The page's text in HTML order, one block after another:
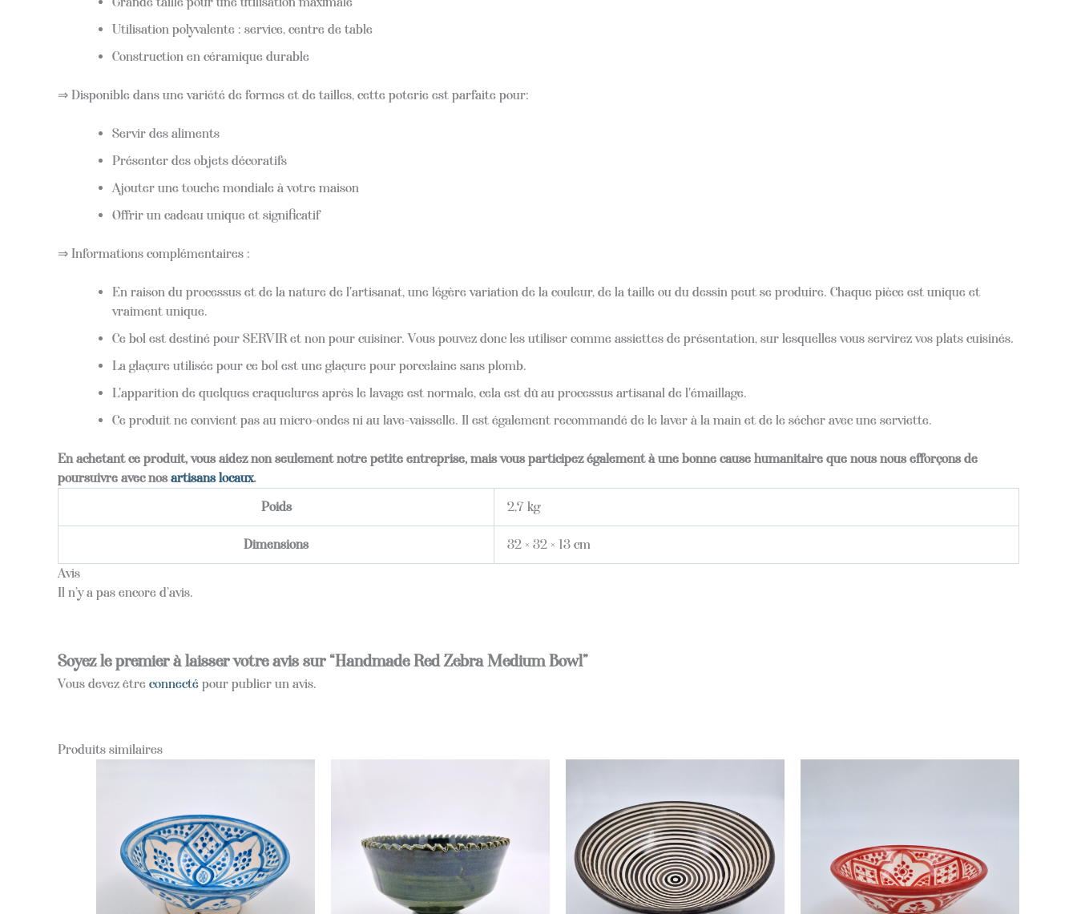
Utilisation polyvalente : service, centre de table
Construction en céramique durable
⇒ Disponible dans une variété de formes et de tailles, cette poterie est parfaite pour:
Servir des aliments
Présenter des objets décoratifs
Ajouter une touche mondiale à votre maison
Offrir un cadeau unique et significatif
⇒ Informations complémentaires :
En raison du processus et de la nature de l'artisanat, une légère variation de la couleur, de la taille ou du dessin peut se produire. Chaque pièce est unique et
vraiment unique.
Ce bol est destiné pour SERVIR et non pour cuisiner. Vous pouvez donc les utiliser comme assiettes de présentation, sur lesquelles vous servirez vos plats cuisinés.
La glaçure utilisée pour ce bol est une glaçure pour porcelaine sans plomb.
L'apparition de quelques craquelures après le lavage est normale, cela est dû au processus artisanal de l'émaillage.
Ce produit ne convient pas au micro-ondes ni au lave-vaisselle. Il est également recommandé de le laver à la main et de le sécher avec une serviette.
En achetant ce produit, vous aidez non seulement notre petite entreprise, mais vous participez également à une bonne cause humanitaire que nous nous efforçons de
poursuivre avec nosartisans locaux.
Poids
2,7 kg
Dimensions
32 × 32 × 13 cm
Avis
Il n’y a pas encore d’avis.
Soyez le premier à laisser votre avis sur “Handmade Red Zebra Medium Bowl”
Vous devez être connecté pour publier un avis.
Produits similaires